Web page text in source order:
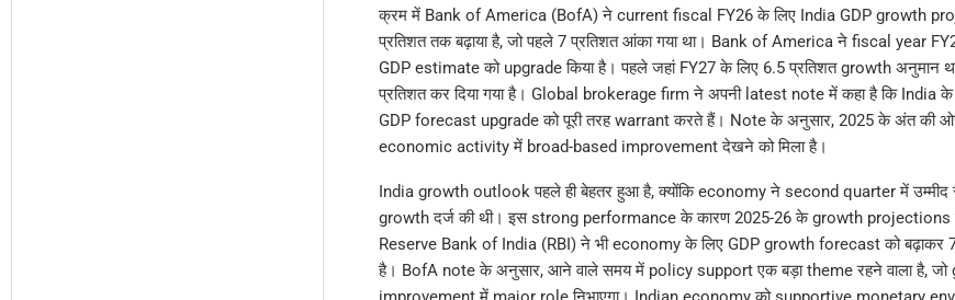
क्रम में Bank of America (BofA) ने current fiscal FY26 के लिए India GDP growth
प्रतिशत तक बढ़ाया है, जो पहले 7 प्रतिशत आंका गया था। Bank of America ने fiscal year
GDP estimate को upgrade किया है। पहले जहां FY27 के लिए 6.5 प्रतिशत growth अनुमान
प्रतिशत कर दिया गया है। Global brokerage firm ने अपनी latest note में कहा है कि India
GDP forecast upgrade को पूरी तरह warrant करते हैं। Note के अनुसार, 2025 के अंत की
economic activity में broad-based improvement देखने को मिला है।
India growth outlook पहले ही बेहतर हुआ है, क्योंकि economy ने second quarter में उम्मीद
growth दर्ज की थी। इस strong performance के कारण 2025-26 के growth projections
Reserve Bank of India (RBI) ने भी economy के लिए GDP growth forecast को बढ़ाकर
है। BofA note के अनुसार, आने वाले समय में policy support एक बड़ा theme रहने वाला है, जो